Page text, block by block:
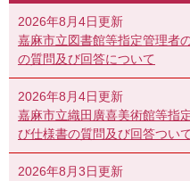
2026年8月4日更新
嘉麻市立図書館等指定管理者
の質問及び回答について
2026年8月4日更新
嘉麻市立織田廣喜美術館等指
び仕様書の質問及び回答つい
2026年8月3日更新